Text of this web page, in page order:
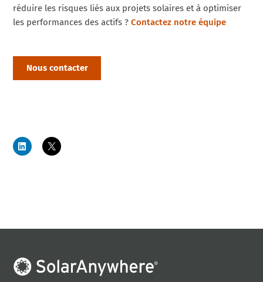
réduire les risques liés aux projets solaires et à optimiser
les performances des actifs ?Contactez notre équipe
Nous contacter